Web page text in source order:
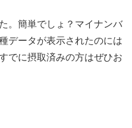
。簡単でしょ？マイナンバ
データが表示されたのには
でに摂取済みの方はぜひお